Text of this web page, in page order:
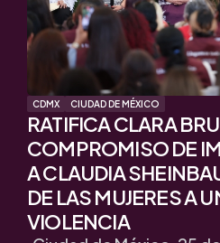
CDMX CIUDAD DE MÉXICO
RATIFICA CLARA
COMPROMISO DE
A CLAUDIA
DE LAS MUJERES A
VIOLENCIA